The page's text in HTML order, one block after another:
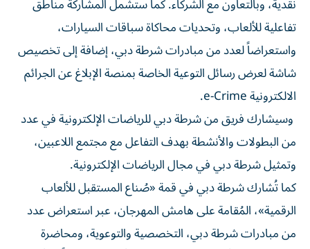
تفاعلية للألعاب، وتحديات محاكاة سباقات السيارات،
واستعراضاً لعدد من مبادرات شرطة دبي، إضافة إلى تخصيص
شاشة لعرض رسائل التوعية الخاصة بمنصة الإبلاغ عن الجرائم
الالكترونية e-Crime.
وسيشارك فريق من شرطة دبي للرياضات الإلكترونية في عدد
من البطولات والأنشطة بهدف التفاعل مع مجتمع اللاعبين،
وتمثيل شرطة دبي في مجال الرياضات الإلكترونية.
كما تُشارك شرطة دبي في قمة «صُناع المستقبل للألعاب
الرقمية»، المُقامة على هامش المهرجان، عبر استعراض عدد
من مبادرات شرطة دبي، التخصصية والتوعوية، ومحاضرة